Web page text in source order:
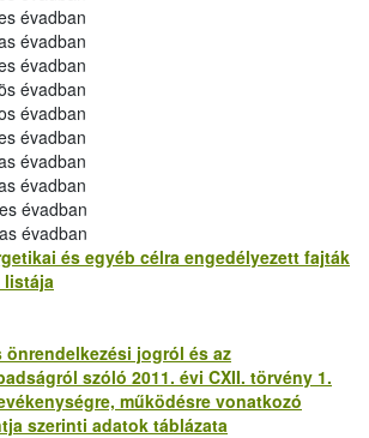
évadban
évadban
évadban
évadban
évadban
évadban
évadban
évadban
évadban
évadban
és egyéb célra engedélyezett fajták
listája
önrendelkezési jogról és az
szóló 2011. évi CXII. törvény 1.
működésre vonatkozó
szerinti adatok táblázata